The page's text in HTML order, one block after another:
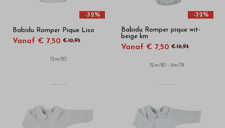
-32%
Babidu Romper Pique Liso
Vanaf € 7,50 € 10,95
12m/80
-32%
Babidu Romper pique wit-
beige km
Vanaf € 7,50 € 10,95
12m/80 - 9m/74